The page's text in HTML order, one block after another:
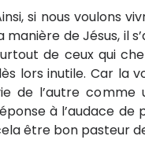
si nous voulons
manière de Jésus, il
de ceux qui
lors inutile. Car la
de l’autre
à l’audace de
être bon pasteur